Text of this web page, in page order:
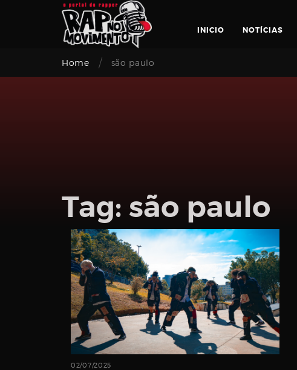
INICIO NOTÍCIAS
Home / são paulo
Tag: são paulo
02/07/2025